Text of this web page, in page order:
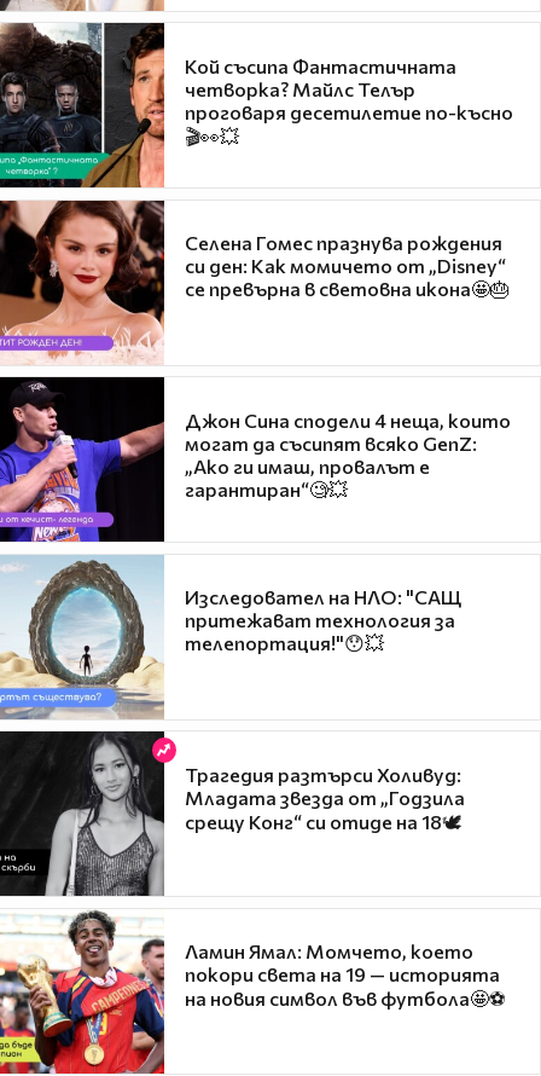
Кой съсипа Фантастичната
четворка? Майлс Телър
проговаря десетилетие по-късно
🎬👀💥
Селена Гомес празнува рождения
си ден: Как момичето от „Disney“
се превърна в световна икона🤩🎂
Джон Сина сподели 4 неща, които
могат да съсипят всяко GenZ:
„Ако ги имаш, провалът е
гарантиран“🧐💥
Изследовател на НЛО: "САЩ
притежават технология за
телепортация!"😯💥
Трагедия разтърси Холивуд:
Младата звезда от „Годзила
срещу Конг“ си отиде на 18🕊️
Ламин Ямал: Момчето, което
покори света на 19 — историята
на новия символ във футбола🤩⚽